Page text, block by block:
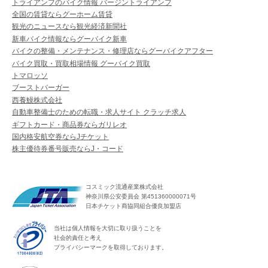
トライアンフのバイク情報 バージントライアンフ
全国の賃貸ならグーホーム賃貸
観光のニュースなら観光経済新聞社
新車バイク情報ならグーバイク新車
バイクの整備・メンテナンス・修理店ならグーバイクアフター
バイク買取・買取相場情報 グーバイク買取
トマロッソ
ブーストバーガー
西養鰻株式会社
自動車整備士のための転職・求人サイト クラッチ求人
ギフトカード・商品券ならガリレオ
国内格安航空券ならJチケット
株主優待券番号販売ならJ・コード
コスミック流通産業株式会社
神奈川県公安委員会 第451360000071号
日本チケット商協同組合優良加盟店
当社は個人情報を大切に取り扱うことを
社会的責任と考え
プライバシーマークを取得しております。